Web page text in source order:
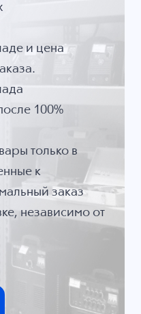
и цена
100%
только в
к
заказ
независимо от